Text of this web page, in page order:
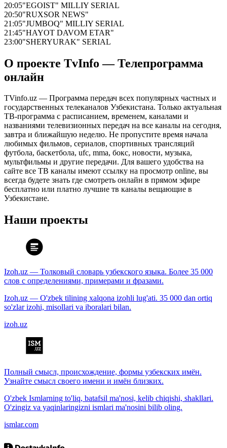
20:05"EGOIST" MILLIY SERIAL
20:50"RUXSOR NEWS"
21:05"JUMBOQ" MILLIY SERIAL
21:45"HAYOT DAVOM ETAR"
23:00"SHERYURAK" SERIAL
О проекте TvInfo — Телепрограмма
онлайн
TVinfo.uz — Программа передач всех популярных частных и
государственных телеканалов Узбекистана. Только актуальная
ТВ-программа с расписанием, временем, каналами и
названиями телевизионных передач на все каналы на сегодня,
завтра и ближайшую неделю. Не пропустите время начала
любимых фильмов, сериалов, спортивных трансляций
футбола, баскетбола, ufc, mma, бокс, новости, музыка,
мультфильмы и другие передачи. Для вашего удобства на
сайте все ТВ каналы имеют ссылку на просмотр online, вы
всегда будете знать где смотреть онлайн в прямом эфире
бесплатно или платно лучшие тв каналы вещающие в
Узбекистане.
Наши проекты
Izoh.uz — Толковый словарь узбекского языка. Более 35 000
слов с определениями, примерами и фразами.
Izoh.uz — O'zbek tilining xalqona izohli lug'ati. 35 000 dan ortiq
so'zlar izohi, misollari va iboralari bilan.
izoh.uz
Полный смысл, происхождение, формы узбекских имён.
Узнайте смысл своего имени и имён близких.
O'zbek Ismlarning to'liq, batafsil ma'nosi, kelib chiqishi, shakllari.
O'zingiz va yaqinlaringizni ismlari ma'nosini bilib oling.
ismlar.com